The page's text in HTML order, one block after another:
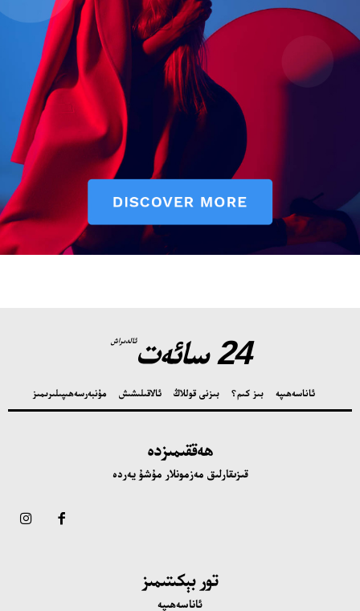
24 سائەت ئالدىراش
ئاناسەھىپە بىز كىم؟ بىزنى قوللاڭ ئالاقىلىشىش مۇنبەرسەھىپىلىرىمىز
ھەققىمىزدە
قىزىقارلىق مەزمونلار مۇشۇ يەردە
تور بېكىتىمىز
ئاناسەھىپە